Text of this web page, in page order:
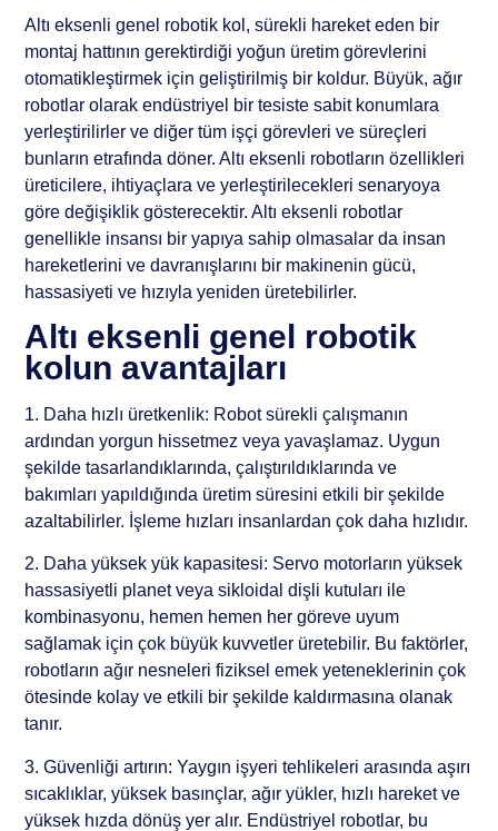
Altı eksenli genel robotik kol, sürekli hareket eden bir
montaj hattının gerektirdiği yoğun üretim görevlerini
otomatikleştirmek için geliştirilmiş bir koldur. Büyük, ağır
robotlar olarak endüstriyel bir tesiste sabit konumlara
yerleştirilirler ve diğer tüm işçi görevleri ve süreçleri
bunların etrafında döner. Altı eksenli robotların özellikleri
üreticilere, ihtiyaçlara ve yerleştirilecekleri senaryoya
göre değişiklik gösterecektir. Altı eksenli robotlar
genellikle insansı bir yapıya sahip olmasalar da insan
hareketlerini ve davranışlarını bir makinenin gücü,
hassasiyeti ve hızıyla yeniden üretebilirler.
Altı eksenli genel robotik
kolun avantajları
1. Daha hızlı üretkenlik: Robot sürekli çalışmanın
ardından yorgun hissetmez veya yavaşlamaz. Uygun
şekilde tasarlandıklarında, çalıştırıldıklarında ve
bakımları yapıldığında üretim süresini etkili bir şekilde
azaltabilirler. İşleme hızları insanlardan çok daha hızlıdır.
2. Daha yüksek yük kapasitesi: Servo motorların yüksek
hassasiyetli planet veya sikloidal dişli kutuları ile
kombinasyonu, hemen hemen her göreve uyum
sağlamak için çok büyük kuvvetler üretebilir. Bu faktörler,
robotların ağır nesneleri fiziksel emek yeteneklerinin çok
ötesinde kolay ve etkili bir şekilde kaldırmasına olanak
tanır.
3. Güvenliği artırın: Yaygın işyeri tehlikeleri arasında aşırı
sıcaklıklar, yüksek basınçlar, ağır yükler, hızlı hareket ve
yüksek hızda dönüş yer alır. Endüstriyel robotlar, bu